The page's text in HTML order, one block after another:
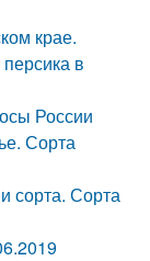
крае.
в
России
Сорта
сорта. Сорта